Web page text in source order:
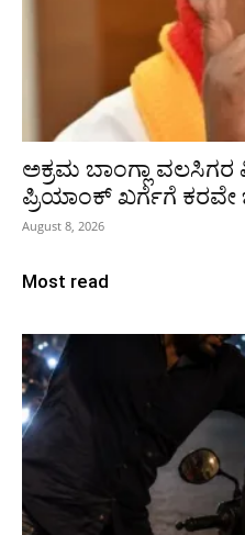
ಅಕ್ರಮ ಬಾಂಗ್ಲಾ ವಲಸಿಗರ
ಪ್ರಿಯಾಂಕ್ ಖರ್ಗೆಗೆ
August 8, 2026
Most read